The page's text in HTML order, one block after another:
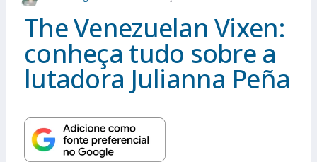
The Venezuelan Vixen:
conheça tudo sobre a
lutadora Julianna Peña